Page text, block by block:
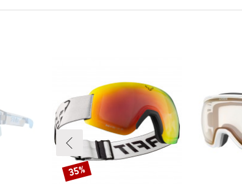
Sconto
35%